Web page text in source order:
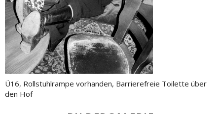
Ü16, Rollstuhlrampe vorhanden, Barrierefreie Toilette über
den Hof